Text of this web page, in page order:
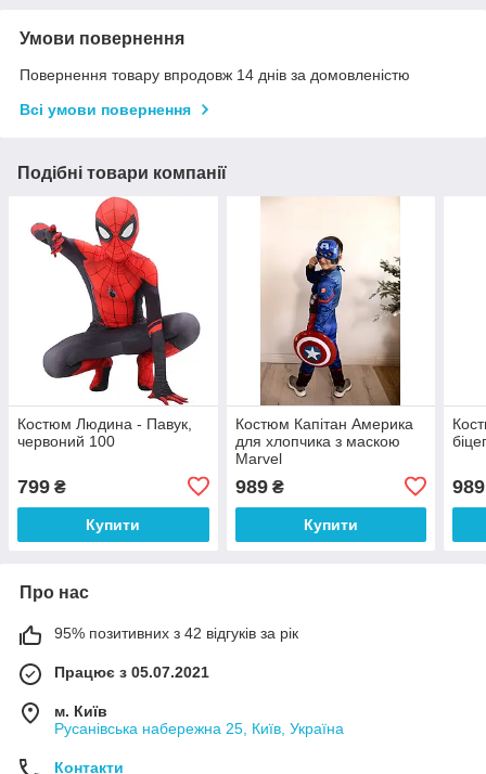
Умови повернення
Повернення товару впродовж 14 днів за домовленістю
Всі умови повернення
Подібні товари компанії
Костюм Людина - Павук,
червоний 100
799 ₴
Купити
Костюм Капітан Америка
для хлопчика з маскою
Marvel
989₴
Купити
989
Про нас
95% позитивних з 42 відгуків за рік
Працює з 05.07.2021
м. Київ
Русанівська набережна 25, Київ, Україна
Контакти